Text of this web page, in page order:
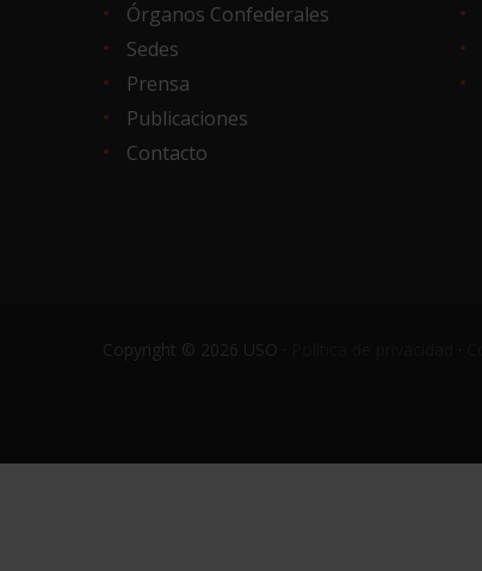
Órganos Confederales
Sedes
Prensa
Publicaciones
Contacto
Copyright © 2026 USO ·